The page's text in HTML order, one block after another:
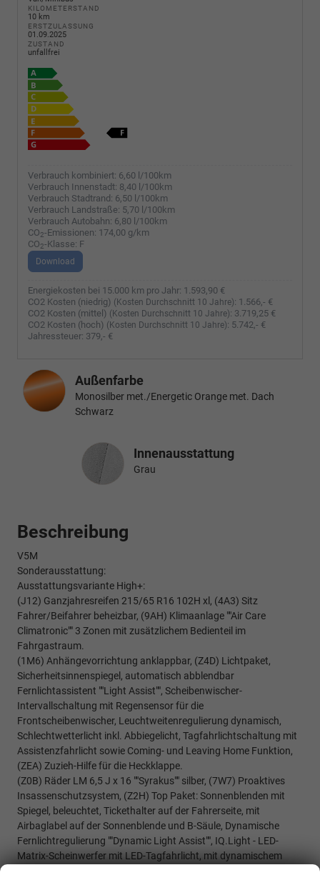
KILOMETERSTAND
10 km
ERSTZULASSUNG
01.09.2025
ZUSTAND
unfallfrei
Verbrauch kombiniert: 6,60 l/100km
Verbrauch Innenstadt: 8,40 l/100km
Verbrauch Stadtrand: 6,50 l/100km
Verbrauch Landstraße: 5,70 l/100km
Verbrauch Autobahn: 6,80 l/100km
CO2-Emissionen: 174,00 g/km
CO2-Klasse: F
Download
Energiekosten bei 15.000 km pro Jahr: 1.593,90 €
CO2 Kosten (niedrig) (Kosten Durchschnitt 10 Jahre): 1.566,- €
CO2 Kosten (mittel) (Kosten Durchschnitt 10 Jahre): 3.719,25 €
CO2 Kosten (hoch) (Kosten Durchschnitt 10 Jahre): 5.742,- €
Jahressteuer: 379,- €
Außenfarbe
Monosilber met./Energetic Orange met. Dach
Schwarz
InnenausstattungInnenausstattung
Grau
Beschreibung
V5M
Sonderausstattung:
Ausstattungsvariante High+:
(J12) Ganzjahresreifen 215/65 R16 102H xl, (4A3) Sitz
Fahrer/Beifahrer beheizbar, (9AH) Klimaanlage ""Air Care
Climatronic"" 3 Zonen mit zusätzlichem Bedienteil im
Fahrgastraum.
(1M6) Anhängevorrichtung anklappbar, (Z4D) Lichtpaket,
Sicherheitsinnenspiegel, automatisch abblendbar
Fernlichtassistent ""Light Assist"", Scheibenwischer-
Intervallschaltung mit Regensensor für die
Frontscheibenwischer, Leuchtweitenregulierung dynamisch,
Schlechtwetterlicht inkl. Abbiegelicht, Tagfahrlichtschaltung mit
Assistenzfahrlicht sowie Coming- und Leaving Home Funktion,
(ZEA) Zuzieh-Hilfe für die Heckklappe.
(Z0B) Räder LM 6,5 J x 16 ""Syrakus"" silber, (7W7) Proaktives
Insassenschutzsystem, (Z2H) Top Paket: Sonnenblenden mit
Spiegel, beleuchtet, Tickethalter auf der Fahrerseite, mit
Airbaglabel auf der Sonnenblende und B-Säule, Dynamische
Fernlichtregulierung ""Dynamic Light Assist"", IQ.Light - LED-
Matrix-Scheinwerfer mit LED-Tagfahrlicht, mit dynamischem